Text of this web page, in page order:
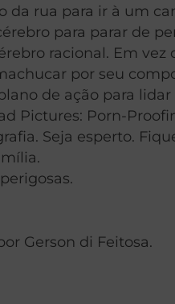
da rua para ir à um
para parar de
racional. Em
por seu
de ação para
Pictures: Porn-
Seja esperto.
Gerson di Feitosa.